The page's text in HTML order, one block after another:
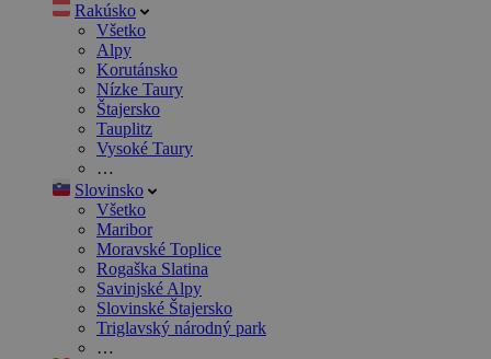
Rakúsko
Všetko
Alpy
Korutánsko
Nízke Taury
Štajersko
Tauplitz
Vysoké Taury
…
Slovinsko
Všetko
Maribor
Moravské Toplice
Rogaška Slatina
Savinjské Alpy
Slovinské Štajersko
Triglavský národný park
…